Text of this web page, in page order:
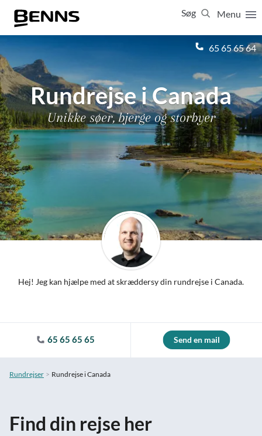
Menu
Søg
65 65 65 64
Rundrejse i Canada
Unikke søer, bjerge og storbyer
Hej! Jeg kan hjælpe med at skræddersy din rundrejse i Canada.
65 65 65 65 Send en mail
Rundrejser Rundrejse i Canada
Find din rejse her
Luk
Vis resultater for: Alle
Ferierejser
Firma- og temarejser
Studierejser